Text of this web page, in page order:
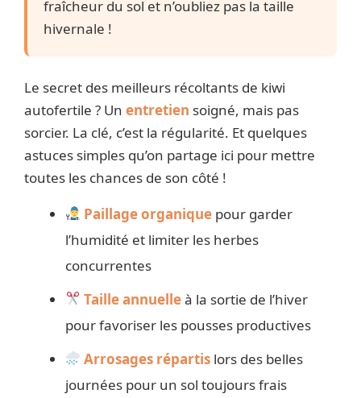
fraîcheur du sol et n’oubliez pas la taille
hivernale !
Le secret des meilleurs récoltants de kiwi
autofertile ? Un entretien soigné, mais pas
sorcier. La clé, c’est la régularité. Et quelques
astuces simples qu’on partage ici pour mettre
toutes les chances de son côté !
Paillage organique pour garder
l’humidité et limiter les herbes
concurrentes
Taille annuelleà la sortie de l’hiver
pour favoriser les pousses productives
Arrosages répartis lors des belles
journées pour un sol toujours frais